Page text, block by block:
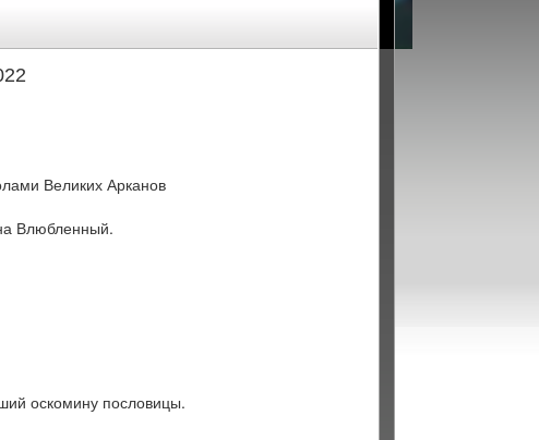
Великих Арканов
Влюбленный.
оскомину пословицы.